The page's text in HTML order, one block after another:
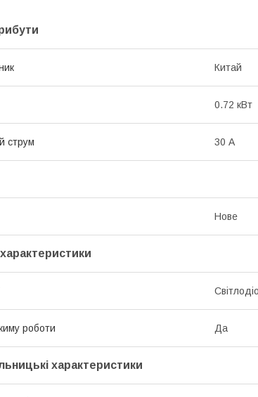
Китай
0.72 кВт
струм 30 А
Нове
роботи Да
характеристики